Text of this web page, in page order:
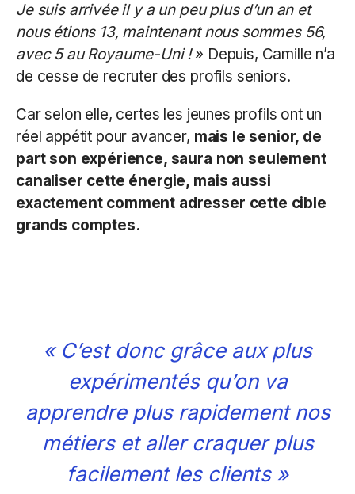
Je suis arrivée il y a un peu plus d’un an et
nous étions 13, maintenant nous sommes 56,
avec 5 au Royaume-Uni !» Depuis, Camille n’a
de cesse de recruter des profils seniors.
Car selon elle, certes les jeunes profils ont un
réel appétit pour avancer, mais le senior, de
part son expérience, saura non seulement
canaliser cette énergie, mais aussi
exactement comment adresser cette cible
grands comptes.
« C’est donc grâce aux plus
expérimentés qu’on va
apprendre plus rapidement nos
métiers et aller craquer plus
facilement les clients »